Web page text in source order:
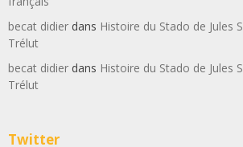
becat didier dans Histoire du Stado de Jules
Trélut
becat didier dans Histoire du Stado de Jules
Trélut
Twitter